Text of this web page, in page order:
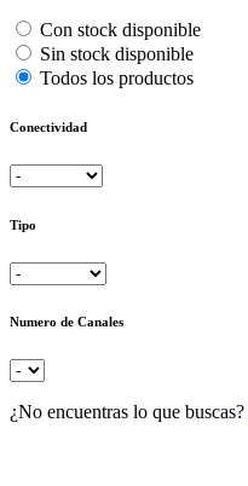
Con stock disponible
Sin stock disponible
Todos los productos
Conectividad
Tipo
Numero de Canales
¿No encuentras lo que buscas?